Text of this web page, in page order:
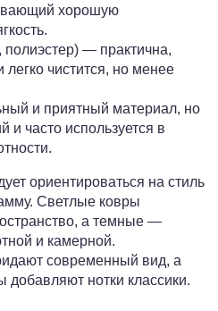
хорошую
полиэстер) — практична,
легко чистится, но менее
и приятный материал, но
и часто используется в
ориентироваться на стиль
Светлые ковры
а темные —
и камерной.
современный вид, а
нотки классики.